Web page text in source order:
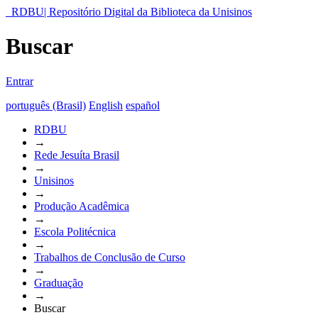
RDBU| Repositório Digital da Biblioteca da Unisinos
Buscar
Entrar
português (Brasil) English español
RDBU
→
Rede Jesuíta Brasil
→
Unisinos
→
Produção Acadêmica
→
Escola Politécnica
→
Trabalhos de Conclusão de Curso
→
Graduação
→
Buscar